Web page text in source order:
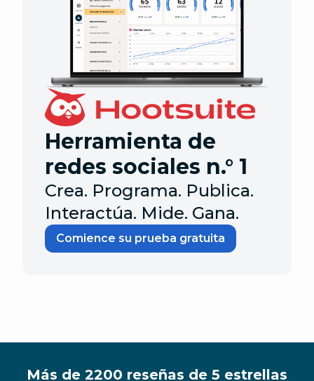
Herramienta de
redes sociales n.° 1
Crea. Programa. Publica.
Interactúa. Mide. Gana.
Comience su prueba gratuita
Más de 2200 reseñas de 5 estrellas